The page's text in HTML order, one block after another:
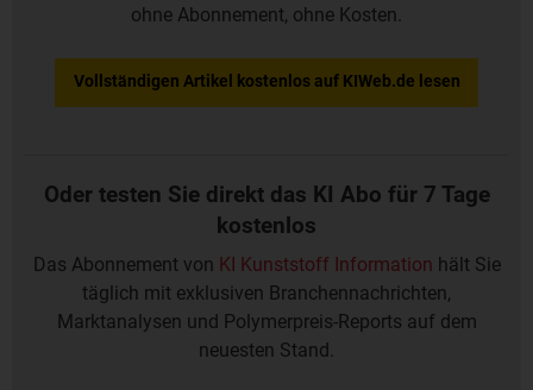
ohne Abonnement, ohne Kosten.
Vollständigen Artikel kostenlos auf KIWeb.de lesen
Oder testen Sie direkt das KI Abo für 7 Tage
kostenlos
Das Abonnement von KI Kunststoff Information hält Sie
täglich mit exklusiven Branchennachrichten,
Marktanalysen und Polymerpreis-Reports auf dem
neuesten Stand.